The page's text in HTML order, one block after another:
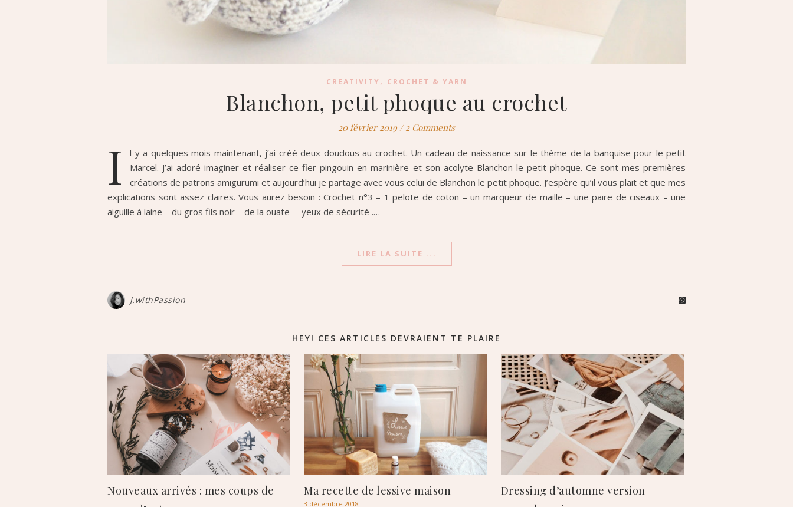
CREATIVITY, CROCHET & YARN
Blanchon, petit phoque au crochet
20 février 2019 / 2 Comments
I
l y a quelques mois maintenant, j’ai créé deux doudous au crochet. Un cadeau de naissance sur le thème de la banquise pour le petit
Marcel. J’ai adoré imaginer et réaliser ce fier pingouin en marinière et son acolyte Blanchon le petit phoque. Ce sont mes premières
créations de patrons amigurumi et aujourd’hui je partage avec vous celui de Blanchon le petit phoque. J’espère qu’il vous plait et que mes
explications sont assez claires. Vous aurez besoin : Crochet n°3 – 1 pelote de coton – un marqueur de maille – une paire de ciseaux – une
aiguille à laine – du gros fils noir – de la ouate – yeux de sécurité .…
LIRE LA SUITE ...
J.withPassion
HEY! CES ARTICLES DEVRAIENT TE PLAIRE
Nouveaux arrivés : mes coups de
Ma recette de lessive maison
3 décembre 2018
Dressing d’automne version